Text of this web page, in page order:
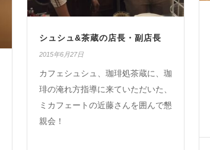
シュシュ&茶蔵の店長・副店長
2015年6月27日
カフェシュシュ、珈琲処茶蔵に、珈
琲の淹れ方指導に来ていただいた、
ミカフェートの近藤さんを囲んで懇
親会！